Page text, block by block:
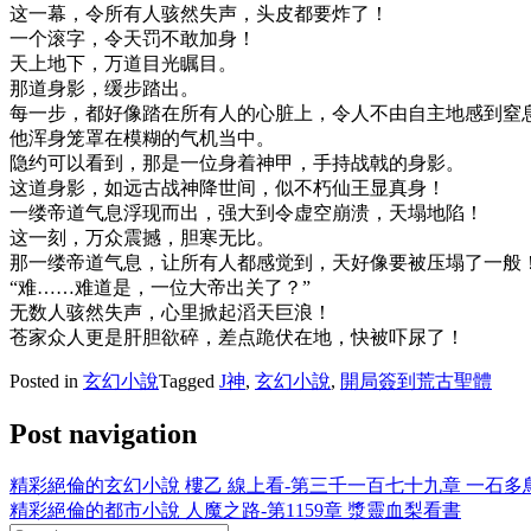
这一幕，令所有人骇然失声，头皮都要炸了！
一个滚字，令天罚不敢加身！
天上地下，万道目光瞩目。
那道身影，缓步踏出。
每一步，都好像踏在所有人的心脏上，令人不由自主地感到窒
他浑身笼罩在模糊的气机当中。
隐约可以看到，那是一位身着神甲，手持战戟的身影。
这道身影，如远古战神降世间，似不朽仙王显真身！
一缕帝道气息浮现而出，强大到令虚空崩溃，天塌地陷！
这一刻，万众震撼，胆寒无比。
那一缕帝道气息，让所有人都感觉到，天好像要被压塌了一般！
“难……难道是，一位大帝出关了？”
无数人骇然失声，心里掀起滔天巨浪！
苍家众人更是肝胆欲碎，差点跪伏在地，快被吓尿了！
Posted in 玄幻小說Tagged J神, 玄幻小說, 開局簽到荒古聖體
Post navigation
精彩絕倫的玄幻小說 樓乙 線上看-第三千一百七十九章 一石多
精彩絕倫的都市小說 人魔之路-第1159章 漿靈血梨看書